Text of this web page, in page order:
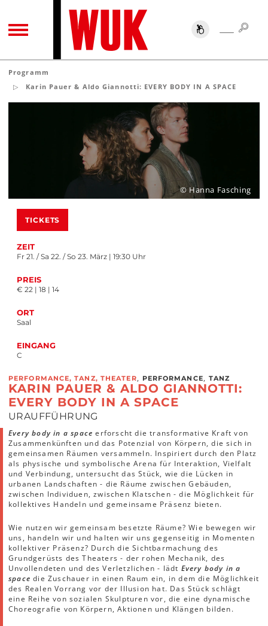
TOGGLE NAVIGATION SUCHE
Programm
Karin Pauer & Aldo Giannotti: EVERY BODY IN A SPACE
TICKETS
ZEIT
Fr 21. / Sa 22. / So 23. März | 19:30 Uhr
PREIS
€ 22 | 18 | 14
ORT
Saal
EINGANG
C
© Hanna Fasching
PERFORMANCE, TANZ, THEATER, PERFORMANCE, TANZ
KARIN PAUER & ALDO GIANNOTTI:
EVERY BODY IN A SPACE
URAUFFÜHRUNG
Every body in a space erforscht die transformative Kraft von
Zusammenkünften und das Potenzial von Körpern, die sich in
gemeinsamen Räumen versammeln. Inspiriert durch den Platz
als physische und symbolische Arena für Interaktion, Vielfalt
und Verbindung, untersucht das Stück, wie die Lücken in
urbanen Landschaften - die Räume zwischen Gebäuden,
zwischen Individuen, zwischen Klatschen - die Möglichkeit für
kollektives Handeln und gemeinsame Präsenz bieten.
Wie nutzen wir gemeinsam besetzte Räume? Wie bewegen wir
uns, handeln wir und halten wir uns gegenseitig in Momenten
kollektiver Präsenz? Durch die Sichtbarmachung des
Grundgerüsts des Theaters - der rohen Mechanik, des
Unvollendeten und des Verletzlichen - lädt Every body in a
spacedie Zuschauer in einen Raum ein, in dem die Möglichkeit
des Realen Vorrang vor der Illusion hat. Das Stück schlägt
eine Reihe von sozialen Skulpturen vor, die eine dynamische
Choreografie von Körpern, Aktionen und Klängen bilden.